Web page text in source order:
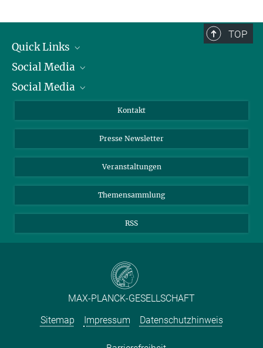
124)
EVB-IT und BVB
TOP
Quick Links
Präsident
Zahlen und Fakten
Social Media
Bluesky
TikTok
Social Media
Instagram
YouTube
Kontakt
Presse Newsletter
Veranstaltungen
Themensammlung
RSS
MAX-PLANCK-GESELLSCHAFT
Sitemap
Impressum Datenschutzhinweis